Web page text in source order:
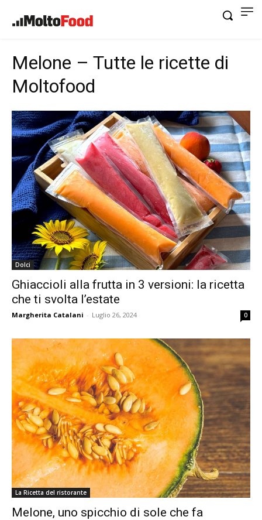
Melone – Tutte le ricette di
Moltofood
Dolci
Ghiaccioli alla frutta in 3 versioni: la ricetta
che ti svolta l’estate
Margherita Catalani - Luglio 26, 2024 0
La Ricetta del ristorante
Melone, uno spicchio di sole che fa